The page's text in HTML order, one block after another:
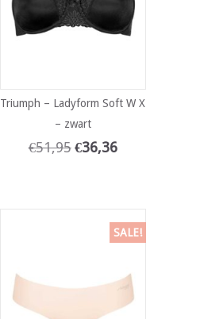
Triumph – Ladyform Soft W X
– zwart
€51,95 €36,36
SALE!